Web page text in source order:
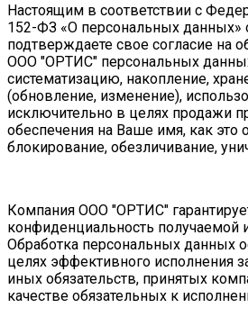
Настоящим в соответствии с
152-ФЗ «О персональных данных»
подтверждаете свое согласие на
ООО "ОРТИС" персональных
систематизацию, накопление,
(обновление, изменение),
исключительно в целях продажи
обеспечения на Ваше имя, как это
блокирование, обезличивание,
Компания ООО "ОРТИС"
конфиденциальность получаемой
Обработка персональных данных
целях эффективного исполнения
иных обязательств, принятых
качестве обязательных к